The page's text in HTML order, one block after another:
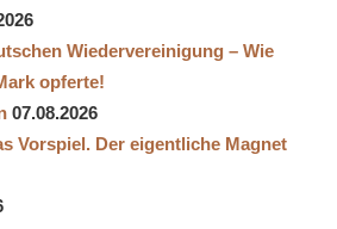
Wiedervereinigung – Wie
opferte!
07.08.2026
Vorspiel. Der eigentliche Magnet